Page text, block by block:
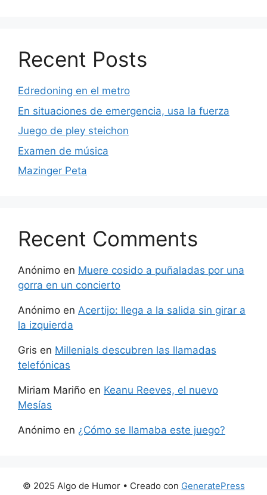
Recent Posts
Edredoning en el metro
En situaciones de emergencia, usa la fuerza
Juego de pley steichon
Examen de música
Mazinger Peta
Recent Comments
Anónimo en Muere cosido a puñaladas por una
gorra en un concierto
Anónimo en Acertijo: llega a la salida sin girar a
la izquierda
Gris en Millenials descubren las llamadas
telefónicas
Miriam Mariño en Keanu Reeves, el nuevo
Mesías
Anónimo en ¿Cómo se llamaba este juego?
© 2025 Algo de Humor• Creado con GeneratePress